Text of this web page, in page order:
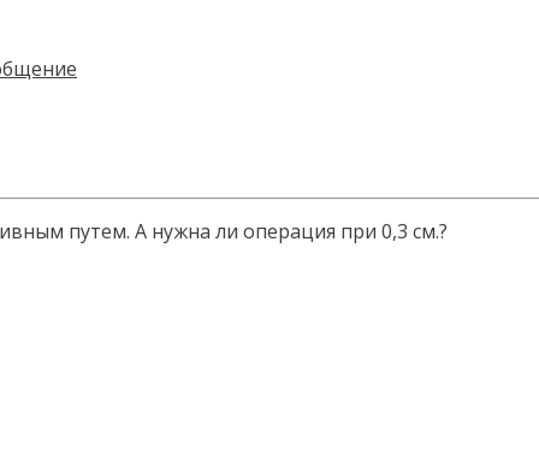
путем. А нужна ли операция при 0,3 см.?